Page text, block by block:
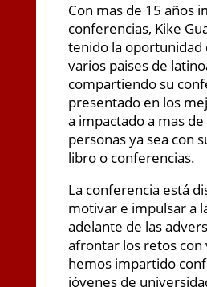
Con mas de 15 años
conferencias, Kike
tenido la oportunidad
varios paises de
compartiendo su
presentado en los
a impactado a mas
personas ya sea con
libro o conferencias.
La conferencia está
motivar e impulsar a
adelante de las
afrontar los retos con
hemos impartido
jóvenes de